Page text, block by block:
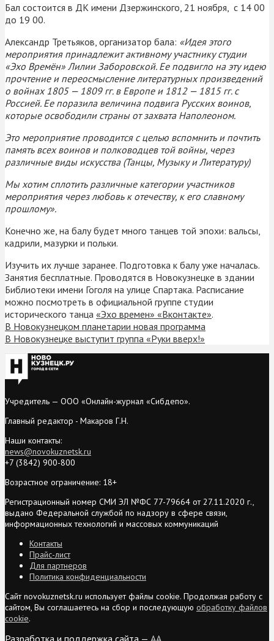
Бал состоится в ДК имени Дзержинского, 21 ноября, с 14 00
до 19 00.
Александр Третьяков, организатор бала: «Идея этого
мероприятия принадлежит активному участнику студии
«Эхо Времён» Лилии Заборовской. Ее подвигло на эту идею
прочтение и переосмысление литературных произведений
о войнах 1805 — 1809 гг. в Европе и 1812 — 1815 гг. с
Россией. Ее поразила величина подвига Русских воинов,
которые освободили страны от захвата Наполеоном.
Это мероприятие проводится с целью вспомнить и почтить
память всех воинов и полководцев той войны, через
различные виды искусства (Танцы, Музыку и Литературу)
Мы хотим сплотить различные категории участников
мероприятия через любовь к отечеству, к его славному
прошлому».
Конечно же, на балу будет много танцев той эпохи: вальсы,
кадрили, мазурки и польки.
Изучить их лучше заранее. Подготовка к балу уже началась.
Занятия бесплатные. Проводятся в Новокузнецке в здании
Библиотеки имени Гоголя на улице Спартака. Расписание
можно посмотреть в официальной группе студии
исторического танца «Эхо времен» «Вконтакте».
В Новокузнецком планетарии новая программа
В Новокузнецке выступит группа «Руки вверх!»
Учредитель — ООО «Онлайн-журнал «Сибдепо».
Главный редактор - Макаров Г.Н.
Наши контакты:
news@novokuznetsk.ru
+7 (3842) 900-800
Возрастное ограничение: 18+
Регистрационный номер СМИ ЭЛ №ФС 77-79664 от 27.11.2020 г.,
выдано Федеральной службой по надзору в сфере связи,
информационных технологий и массовых коммуникаций
Контакты
Прайс-лист
Для партнеров
Политика конфиденциальности
Сайт novokuznetsk.ru использует файлы cookie. Продолжая работу с
сайтом, Вы соглашаетесь на сбор и последующую обработку файлов
cookie.
Разработка и поддержка сайта — AA